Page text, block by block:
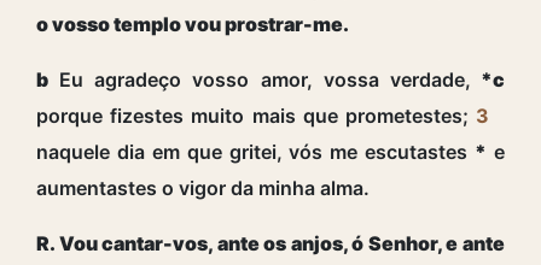
o vosso templo vou prostrar-me.
b Eu agradeço vosso amor, vossa verdade, *c
porque fizestes muito mais que prometestes; 3
naquele dia em que gritei, vós me escutastes * e
aumentastes o vigor da minha alma.
R. Vou cantar-vos, ante os anjos, ó Senhor, e ante